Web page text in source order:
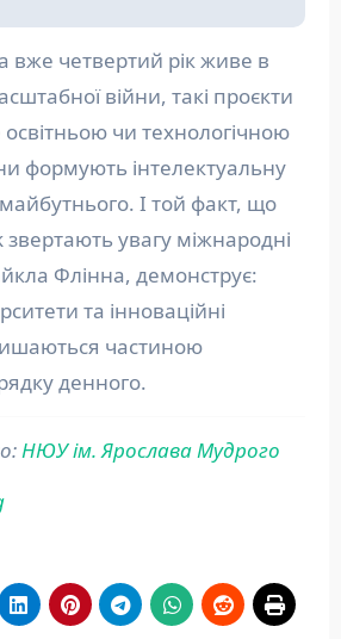
вже четвертий рік живе в
війни, такі проєкти
чи технологічною
формують інтелектуальну
І той факт, що
звертають увагу міжнародні
Флінна, демонструє:
та інноваційні
частиною
денного.
НЮУ ім. Ярослава Мудрого